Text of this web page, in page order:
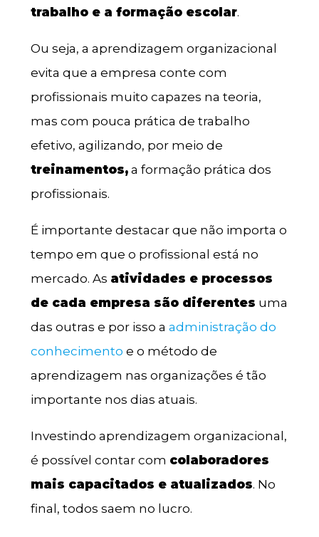
trabalho e a formação escolar.
Ou seja, a aprendizagem organizacional
evita que a empresa conte com
profissionais muito capazes na teoria,
mas com pouca prática de trabalho
efetivo, agilizando, por meio de
treinamentos,a formação prática dos
profissionais.
É importante destacar que não importa o
tempo em que o profissional está no
mercado. As atividades e processos
de cada empresa são diferentes uma
das outras e por isso a administração do
conhecimento e o método de
aprendizagem nas organizações é tão
importante nos dias atuais.
Investindo aprendizagem organizacional,
é possível contar com colaboradores
mais capacitados e atualizados. No
final, todos saem no lucro.